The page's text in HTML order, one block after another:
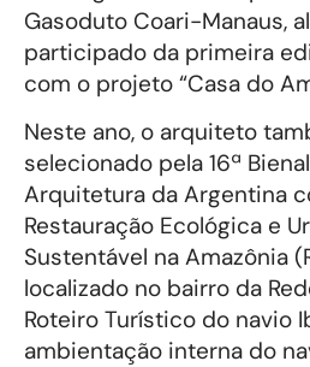
Gasoduto Coari-Manaus,
participado da primeira
com o projeto “Casa do
Neste ano, o arquiteto
selecionado pela 16ª
Arquitetura da Argentina
Restauração Ecológica e
Sustentável na Amazônia
localizado no bairro da
Roteiro Turístico do navio
ambientação interna do